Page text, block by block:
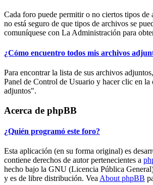
Cada foro puede permitir o no ciertos tipos de
no está seguro de que tipos de archivos se
comuníquese con La Administración para
¿Cómo encuentro todos mis archivos
Para encontrar la lista de sus archivos
Panel de Control de Usuario y hacer clic en
adjuntos".
Acerca de phpBB
¿Quién programó este foro?
Esta aplicación (en su forma original) es
contiene derechos de autor pertenecientes a
hecho bajo la GNU (Licencia Pública
y es de libre distribución. Vea About phpBB